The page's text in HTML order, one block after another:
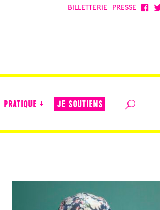
BILLETTERIE PRESSE
PRATIQUE JE SOUTIENS